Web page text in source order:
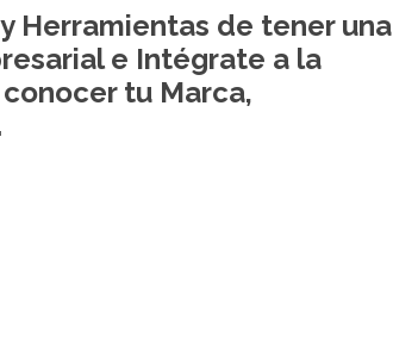
Herramientas de tener una
e Intégrate a la
tu Marca,